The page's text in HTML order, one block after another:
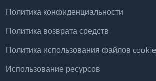
Политика конфиденциальности
Политика возврата средств
Политика использования файлов cookie
Использование ресурсов